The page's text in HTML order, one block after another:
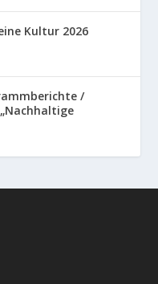
Kultur 2026
/